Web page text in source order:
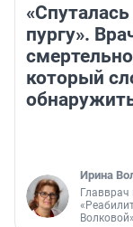
пургу».
который
Ирина
Главврач
Волковой»